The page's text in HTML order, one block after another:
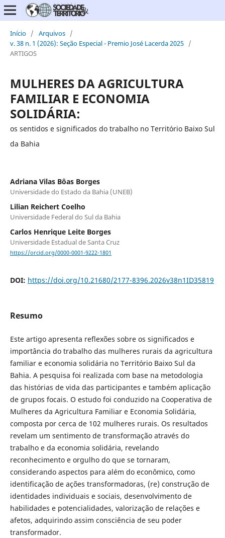
Início / Arquivos /
v. 38 n. 1 (2026): Seção Especial - Premio José Lacerda 2025 /
ARTIGOS
MULHERES DA AGRICULTURA
FAMILIAR E ECONOMIA
SOLIDÁRIA:
os sentidos e significados do trabalho no Território Baixo Sul
da Bahia
Adriana Vilas Bôas Borges
Universidade do Estado da Bahia (UNEB)
Lilian Reichert Coelho
Universidade Federal do Sul da Bahia
Carlos Henrique Leite Borges
Universidade Estadual de Santa Cruz
https://orcid.org/0000-0001-9222-1801
DOI: https://doi.org/10.21680/2177-8396.2026v38n1ID35819
Resumo
Este artigo apresenta reflexões sobre os significados e
importância do trabalho das mulheres rurais da agricultura
familiar e economia solidária no Território Baixo Sul da
Bahia. A pesquisa foi realizada com base na metodologia
das histórias de vida das participantes e também aplicação
de grupos focais. O estudo foi conduzido na Cooperativa de
Mulheres da Agricultura Familiar e Economia Solidária,
composta por cerca de 102 mulheres rurais. Os resultados
revelam um sentimento de transformação através do
trabalho e da economia solidária, revelando
reconhecimento e orgulho do que se tornaram,
considerando aspectos para além do econômico, como
identificação de ações transformadoras, (re) construção de
identidades individuais e sociais, desenvolvimento de
habilidades e potencialidades, valorização de relações e
afetos, adquirindo assim consciência de seu poder
transformador.